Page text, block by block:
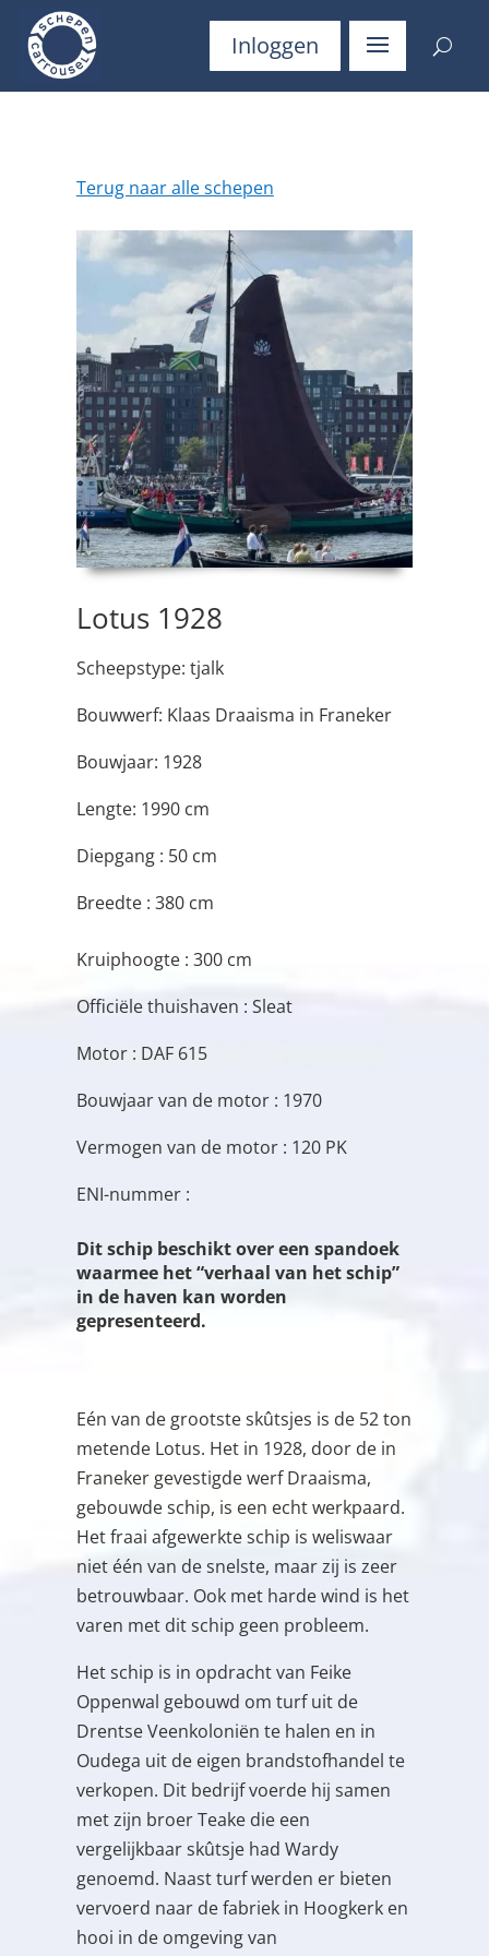
Inloggen
Terug naar alle schepen
Lotus 1928
Scheepstype: tjalk
Bouwwerf: Klaas Draaisma in Franeker
Bouwjaar: 1928
Lengte: 1990 cm
Diepgang : 50 cm
Breedte : 380 cm
Kruiphoogte : 300 cm
Officiële thuishaven : Sleat
Motor : DAF 615
Bouwjaar van de motor : 1970
Vermogen van de motor : 120 PK
ENI-nummer :
Dit schip beschikt over een spandoek
waarmee het “verhaal van het schip”
in de haven kan worden
gepresenteerd.
Eén van de grootste skûtsjes is de 52 ton
metende Lotus. Het in 1928, door de in
Franeker gevestigde werf Draaisma,
gebouwde schip, is een echt werkpaard.
Het fraai afgewerkte schip is weliswaar
niet één van de snelste, maar zij is zeer
betrouwbaar. Ook met harde wind is het
varen met dit schip geen probleem.
Het schip is in opdracht van Feike
Oppenwal gebouwd om turf uit de
Drentse Veenkoloniën te halen en in
Oudega uit de eigen brandstofhandel te
verkopen. Dit bedrijf voerde hij samen
met zijn broer Teake die een
vergelijkbaar skûtsje had Wardy
genoemd. Naast turf werden er bieten
vervoerd naar de fabriek in Hoogkerk en
hooi in de omgeving van